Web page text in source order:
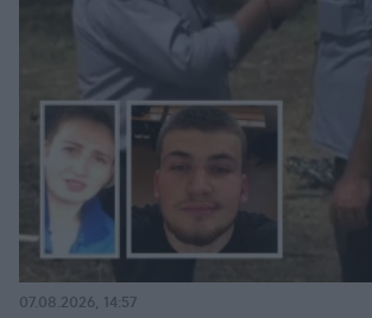
07.08.2026, 14:57